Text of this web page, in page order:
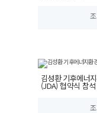
김성환 기후에너
(JDA) 협약식 참석